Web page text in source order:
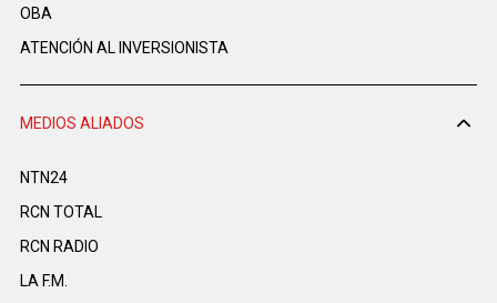
OBA
ATENCIÓN AL INVERSIONISTA
MEDIOS ALIADOS
NTN24
RCN TOTAL
RCN RADIO
LA F.M.